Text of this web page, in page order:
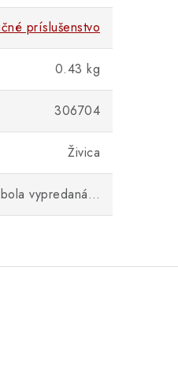
príslušenstvo
0.43 kg
306704
Živica
vypredaná…